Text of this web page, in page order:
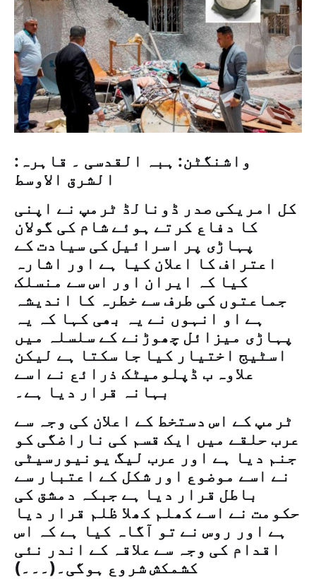
واشنگٹن: ہبہ القدسی ۔ قاہرہ:
الشرق الاوسط
کل امریکی صدر ڈونالڈ ٹرمپ نے اپنی
کا دفاع کرتے ہوئے شام کی گولان
پہاڑی پر اسرائیل کی سیادت کے
اعتراف کا اعلان کیا ہے اور اشارہ
کیا کہ ایران اور اس سے منسلک
جماعتوں کی طرف سے خطرہ کا اندیشہ
ہے او انہوں نے یہ بھی کہا کہ یہ
پہاڑی میزائل چھوڑنے کے سلسلہ میں
اسٹیج اختیار کیا جا سکتا ہے لیکن
علاوہ ب ڈپلومیٹک ذرائع نے اسے
بہانہ قرار دیا ہے۔
ٹرمپ کے اس دستخط کے اعلان کی وجہ سے
عرب حلقے میں ایک قسم کی ناراضگی کو
جنم دیا ہے اور عرب لیگ یونیورسیٹی
نے اسے موضوع اور شکل کے اعتبار سے
باطل قرار دیا ہے جبکہ دمشق کی
حکومت نے اسے کھلم کھلا ظلم قرار دیا
ہے اور روس نے تو آگاہ کیا ہے کہ اس
اقدام کی وجہ سے علاقہ کے اندر نئی
کشمکش شروع ہوگی۔(۔۔۔)